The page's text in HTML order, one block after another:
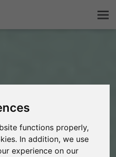
functions properly,
In addition, we use
experience on our